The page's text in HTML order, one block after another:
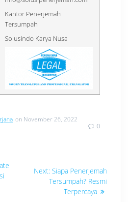
Kantor Penerjemah
Tersumpah
Solusindo Karya Nusa
on November 26, 2022
0
Next: Next
post:
Siapa Penerjemah
Tersumpah? Resmi
Terpercaya